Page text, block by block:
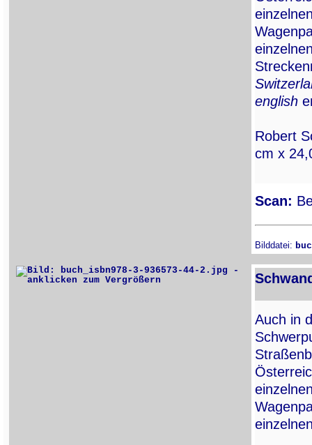
english
Robert
cm x
Scan:
Bilddatei:
Auch in